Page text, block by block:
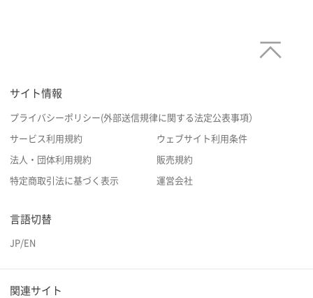
サイト情報
プライバシーポリシー(外部送信規律に関する法定公表事項）
サービス利用規約 ウェブサイト利用条件
法人・団体利用規約 販売規約
特定商取引法に基づく表示 運営会社
言語切替
JP/EN
関連サイト